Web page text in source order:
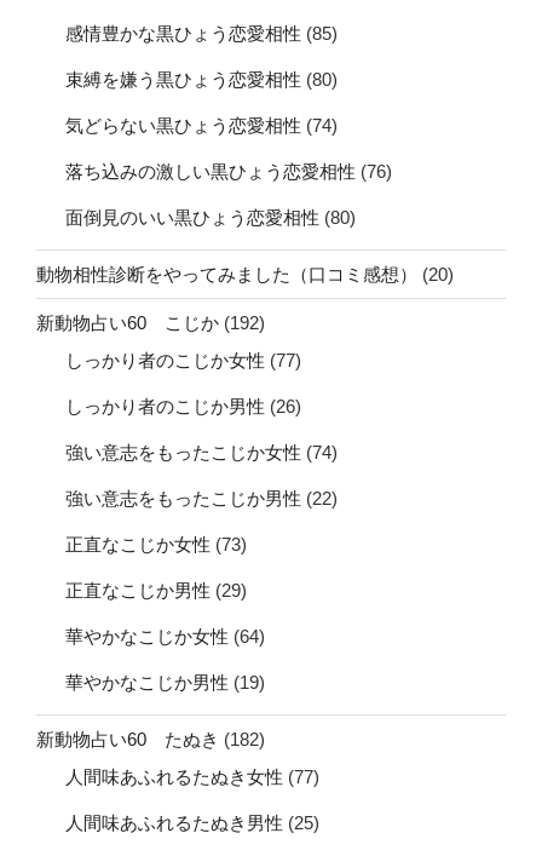
感情豊かな黒ひょう恋愛相性 (85)
束縛を嫌う黒ひょう恋愛相性 (80)
気どらない黒ひょう恋愛相性 (74)
落ち込みの激しい黒ひょう恋愛相性 (76)
面倒見のいい黒ひょう恋愛相性 (80)
動物相性診断をやってみました（口コミ感想） (20)
新動物占い60 こじか (192)
しっかり者のこじか女性 (77)
しっかり者のこじか男性 (26)
強い意志をもったこじか女性 (74)
強い意志をもったこじか男性 (22)
正直なこじか女性 (73)
正直なこじか男性 (29)
華やかなこじか女性 (64)
華やかなこじか男性 (19)
新動物占い60 たぬき (182)
人間味あふれるたぬき女性 (77)
人間味あふれるたぬき男性 (25)